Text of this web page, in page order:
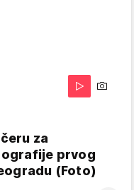
za
prvog
(Foto)